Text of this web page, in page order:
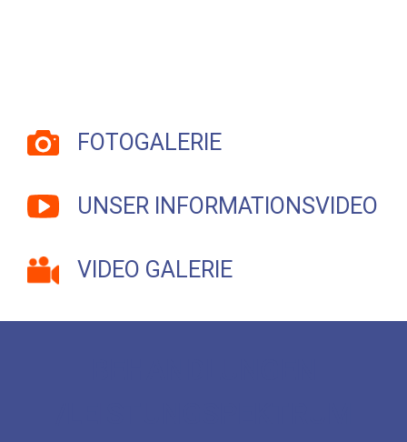
FOTOGALERIE
UNSER INFORMATIONSVIDEO
VIDEO GALERIE